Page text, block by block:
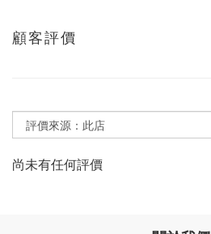
顧客評價
尚未有任何評價